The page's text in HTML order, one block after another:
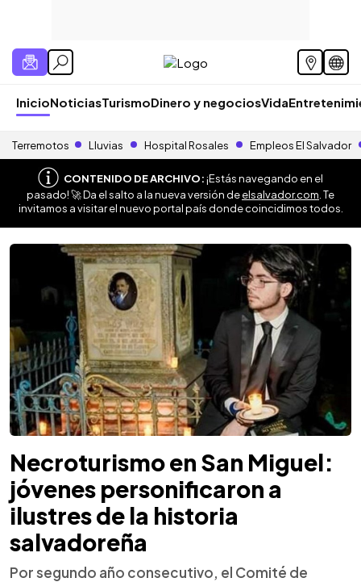
InicioNoticiasTurismoDinero y negociosVida
Terremotos Lluvias Hospital Rosales Empleos El Salvador
CONTENIDO DE ARCHIVO:¡Estás navegando en el
pasado! 🚀 Da el salto a la nueva versión deelsalvador.com . Te
invitamos a visitar el nuevo portal país donde coincidimos todos.
Necroturismo en San Miguel:
jóvenes personificaron a
ilustres de la historia
salvadoreña
Por segundo año consecutivo, el Comité de